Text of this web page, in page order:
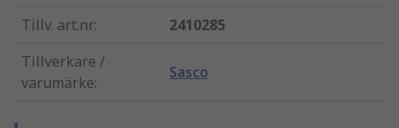
Tillv. art.nr:
2410285
Tillverkare /
varumärke:
Sasco